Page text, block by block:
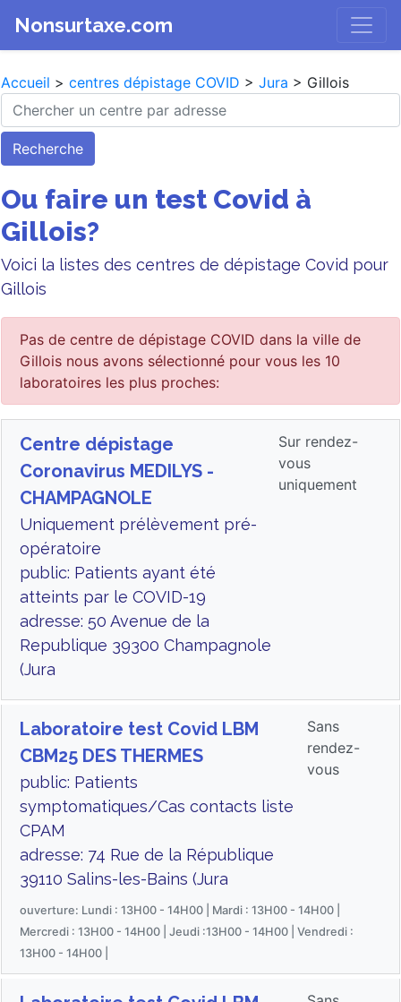
Nonsurtaxe.com
Accueil > centres dépistage COVID > Jura > Gillois
Recherche
Ou faire un test Covid à
Gillois?
Voici la listes des centres de dépistage Covid pour
Gillois
Pas de centre de dépistage COVID dans la ville de
Gillois nous avons sélectionné pour vous les 10
laboratoires les plus proches:
Centre dépistage
Coronavirus MEDILYS -
CHAMPAGNOLE
Uniquement prélèvement pré-
opératoire
public: Patients ayant été
atteints par le COVID-19
adresse: 50 Avenue de la
Republique 39300 Champagnole
(Jura
Sur rendez-
vous
uniquement
Laboratoire test Covid LBM
CBM25 DES THERMES
public: Patients
symptomatiques/Cas contacts liste
CPAM
adresse: 74 Rue de la République
39110 Salins-les-Bains (Jura
Sans
rendez-
vous
ouverture: Lundi : 13H00 - 14H00 | Mardi : 13H00 - 14H00 |
Mercredi : 13H00 - 14H00 | Jeudi :13H00 - 14H00 | Vendredi :
13H00 - 14H00 |